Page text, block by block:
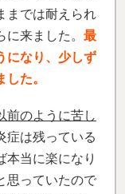
までは耐えられ
来ました。 最
になり、少しず
た。
前のように苦し
症は残っている
本当に楽になり
思っていたので